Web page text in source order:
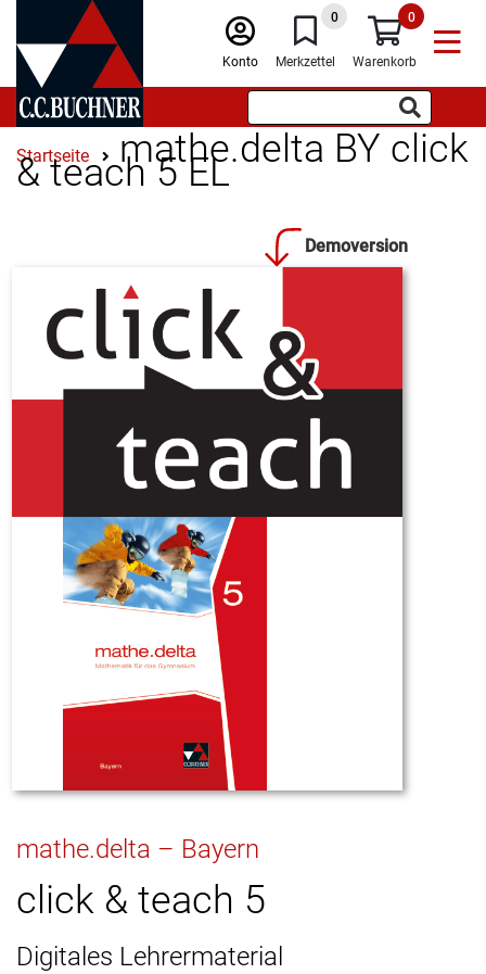
Konto
0
Merkzettel
0
Warenkorb
Startseite mathe.delta BY click
& teach 5 EL
Demoversion
mathe.delta – Bayern
click & teach 5
Digitales Lehrermaterial